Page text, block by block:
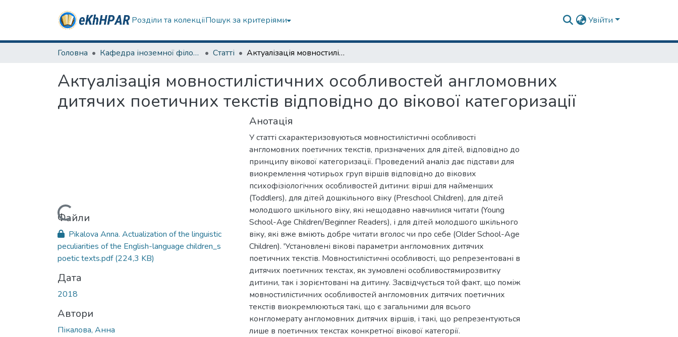
Розділи та колекціїПошук за критеріями Увійти
Головна Кафедра іноземної філології Статті Актуалізація мовностилістичних особливостей англомовних дитячих поетичних текстів відповідно до вікової категоризації
Актуалізація мовностилістичних особливостей англомовних
дитячих поетичних текстів відповідно до вікової категоризації
Вантажиться...
Файли
Pikalova Anna. Actualization of the linguistic
peculiarities of the English-language children_s
poetic texts.pdf(224,3 KB)
Дата
2018
Автори
Пікалова, Анна
Анотація
У статті схарактеризовуються мовностилістичні особливості
англомовних поетичних текстів, призначених для дітей, відповідно до
принципу вікової категоризації. Проведений аналіз дає підстави для
виокремлення чотирьох груп віршів відповідно до вікових
психофізіологічних особливостей дитини: вірші для найменших
(Toddlers), для дітей дошкільного віку (Preschool Children), для дітей
молодшого шкільного віку, які нещодавно навчилися читати (Young
School-Age Children/Beginner Readers), і для дітей молодшого шкільного
віку, які вже вміють добре читати вголос чи про себе (Older School-Age
Children). 'Установлені вікові параметри англомовних дитячих
поетичних текстів. Мовностилістичні особливості, що репрезентовані в
дитячих поетичних текстах, як зумовлені особливостямирозвитку
дитини, так і зорієнтовані на дитину. Засвідчується той факт, що поміж
мовностилістичних особливостей англомовних дитячих поетичних
текстів виокремлюються такі, що є загальними для всього
конгломерату англомовних дитячих віршів, і такі, що репрезентуються
лише в поетичних текстах конкретної вікової категорії.